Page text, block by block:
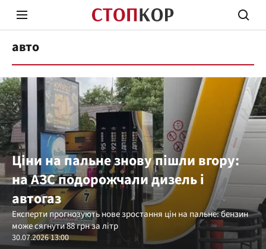
Стоп Політичній Корупції
Політика
авто
Ціни на пальне знову пішли вгору:
на АЗС подорожчали дизель і
автогаз
Експерти прогнозують нове зростання цін на пальне: бензин
може сягнути 88 грн за літр
30.07.2026 13:00